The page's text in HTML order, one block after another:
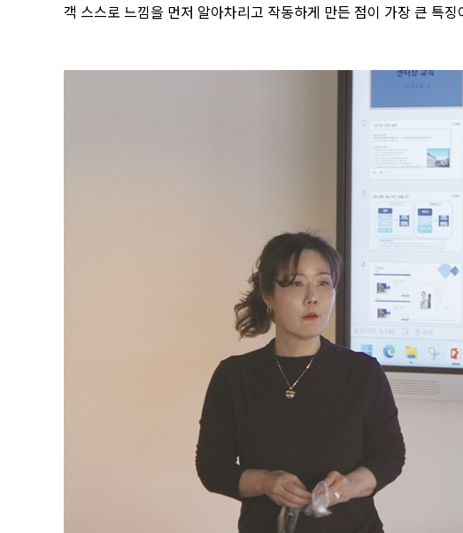
객 스스로 느낌을 먼저 알아차리고 작동하게 만든 점이 가장 큰 특징